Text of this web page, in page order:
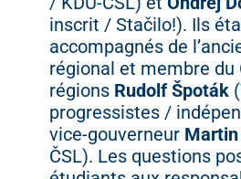
inscrit / Stačilo!). Ils
accompagnés de
régional et membre du
régions Rudolf Špoták
progressistes /
vice-gouverneur Martin
ČSL). Les questions